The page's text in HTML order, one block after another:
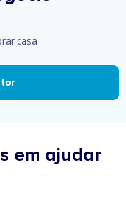
casa
em ajudar